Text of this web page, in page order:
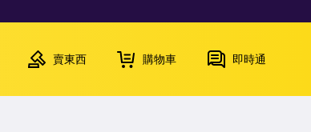
賣東西 購物車 即時通